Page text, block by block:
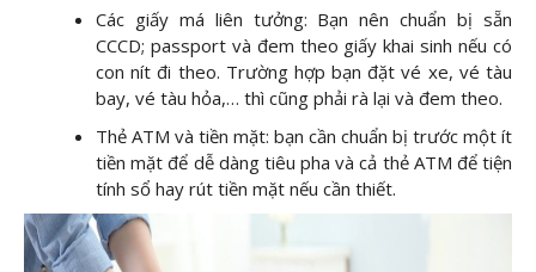
Các giấy má liên tưởng: Bạn nên chuẩn bị sẵn
CCCD; passport và đem theo giấy khai sinh nếu có
con nít đi theo. Trường hợp bạn đặt vé xe, vé tàu
bay, vé tàu hỏa,… thì cũng phải rà lại và đem theo.
Thẻ ATM và tiền mặt: bạn cần chuẩn bị trước một ít
tiền mặt để dễ dàng tiêu pha và cả thẻ ATM để tiện
tính sổ hay rút tiền mặt nếu cần thiết.